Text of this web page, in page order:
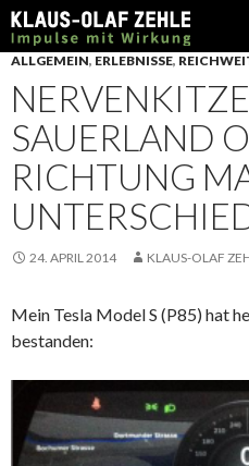
Suchen
SPRINGE
ZUM
INHALT
ALLGEMEIN, ERLEBNISSE,
SAUERLAND
RICHTUNG
24. APRIL 2014 KLAUS-OLAF
Mein Tesla Model S (P85) hat
bestanden: